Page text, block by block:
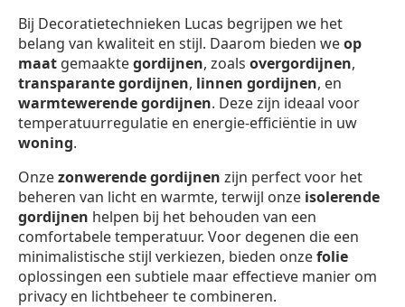
Bij Decoratietechnieken Lucas begrijpen we het
belang van kwaliteit en stijl. Daarom bieden weop
maat gemaaktegordijnen, zoals overgordijnen,
transparante gordijnen, linnen gordijnen, en
warmtewerende gordijnen. Deze zijn ideaal voor
temperatuurregulatie en energie-efficiëntie in uw
woning.
Onzezonwerende gordijnen zijn perfect voor het
beheren van licht en warmte, terwijl onze isolerende
gordijnen helpen bij het behouden van een
comfortabele temperatuur. Voor degenen die een
minimalistische stijl verkiezen, bieden onzefolie
oplossingen een subtiele maar effectieve manier om
privacy en lichtbeheer te combineren.